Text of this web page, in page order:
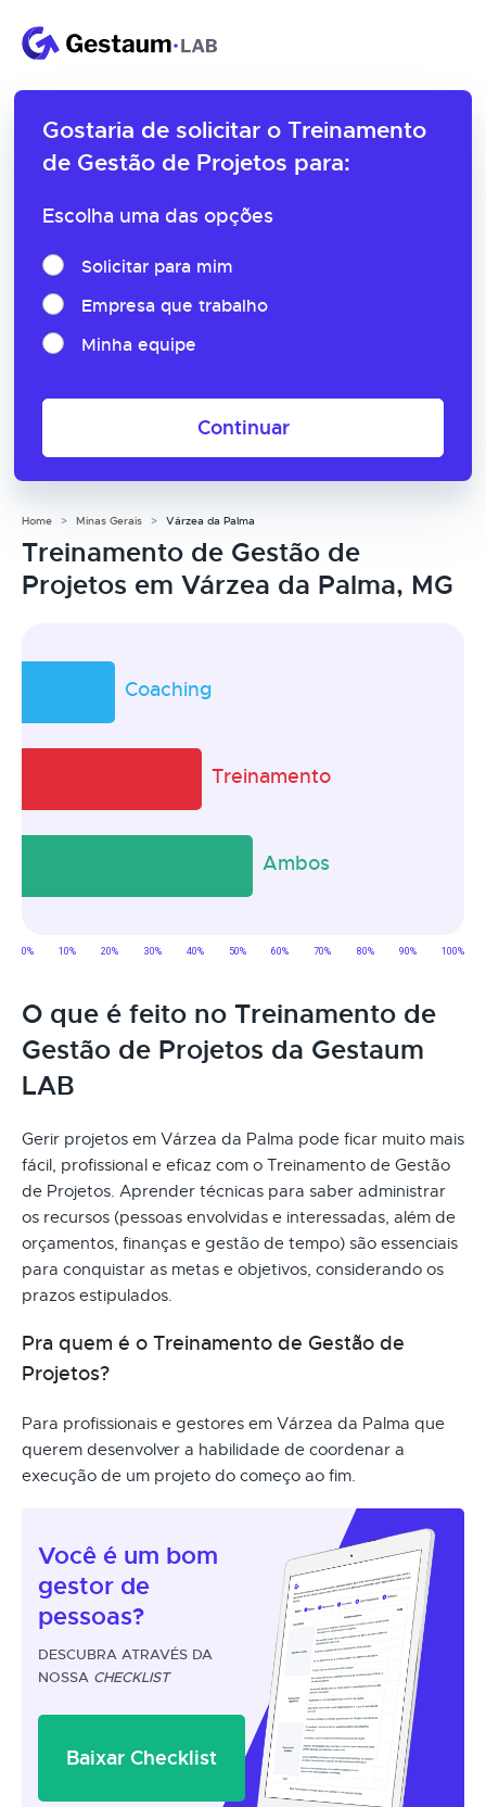
Gostaria de solicitar o Treinamento
de Gestão de Projetos para:
Escolha uma das opções
Solicitar para mim
Empresa que trabalho
Minha equipe
Continuar
Home Minas Gerais Várzea da Palma
Treinamento de Gestão de
Projetos em Várzea da Palma, MG
O que é feito no Treinamento de
Gestão de Projetos da Gestaum
LAB
Gerir projetos em Várzea da Palma pode ficar muito mais
fácil, profissional e eficaz com o Treinamento de Gestão
de Projetos. Aprender técnicas para saber administrar
os recursos (pessoas envolvidas e interessadas, além de
orçamentos, finanças e gestão de tempo) são essenciais
para conquistar as metas e objetivos, considerando os
prazos estipulados.
Pra quem é o Treinamento de Gestão de
Projetos?
Para profissionais e gestores em Várzea da Palma que
querem desenvolver a habilidade de coordenar a
execução de um projeto do começo ao fim.
Você é um bom
gestor de
pessoas?
DESCUBRA ATRAVÉS DA
NOSSA CHECKLIST
Baixar Checklist